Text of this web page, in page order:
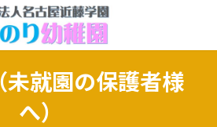
未就園の保護者様
へ）